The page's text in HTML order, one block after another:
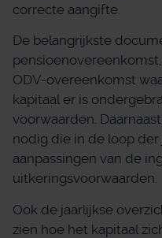
correcte aangifte.
De belangrijkste
ODV-overeenkomst
kapitaal er is
voorwaarden.
nodig die in de loop
aanpassingen van de
uitkeringsvoorwaarden.
Ook de jaarlijkse
zien hoe het kapitaal